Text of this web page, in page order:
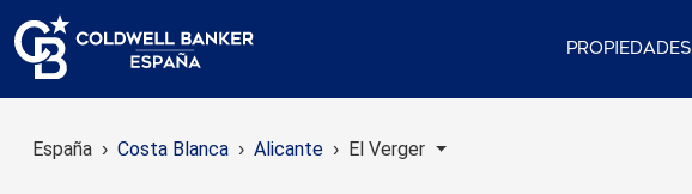
Propiedades
España Costa Blanca Alicante El Verger